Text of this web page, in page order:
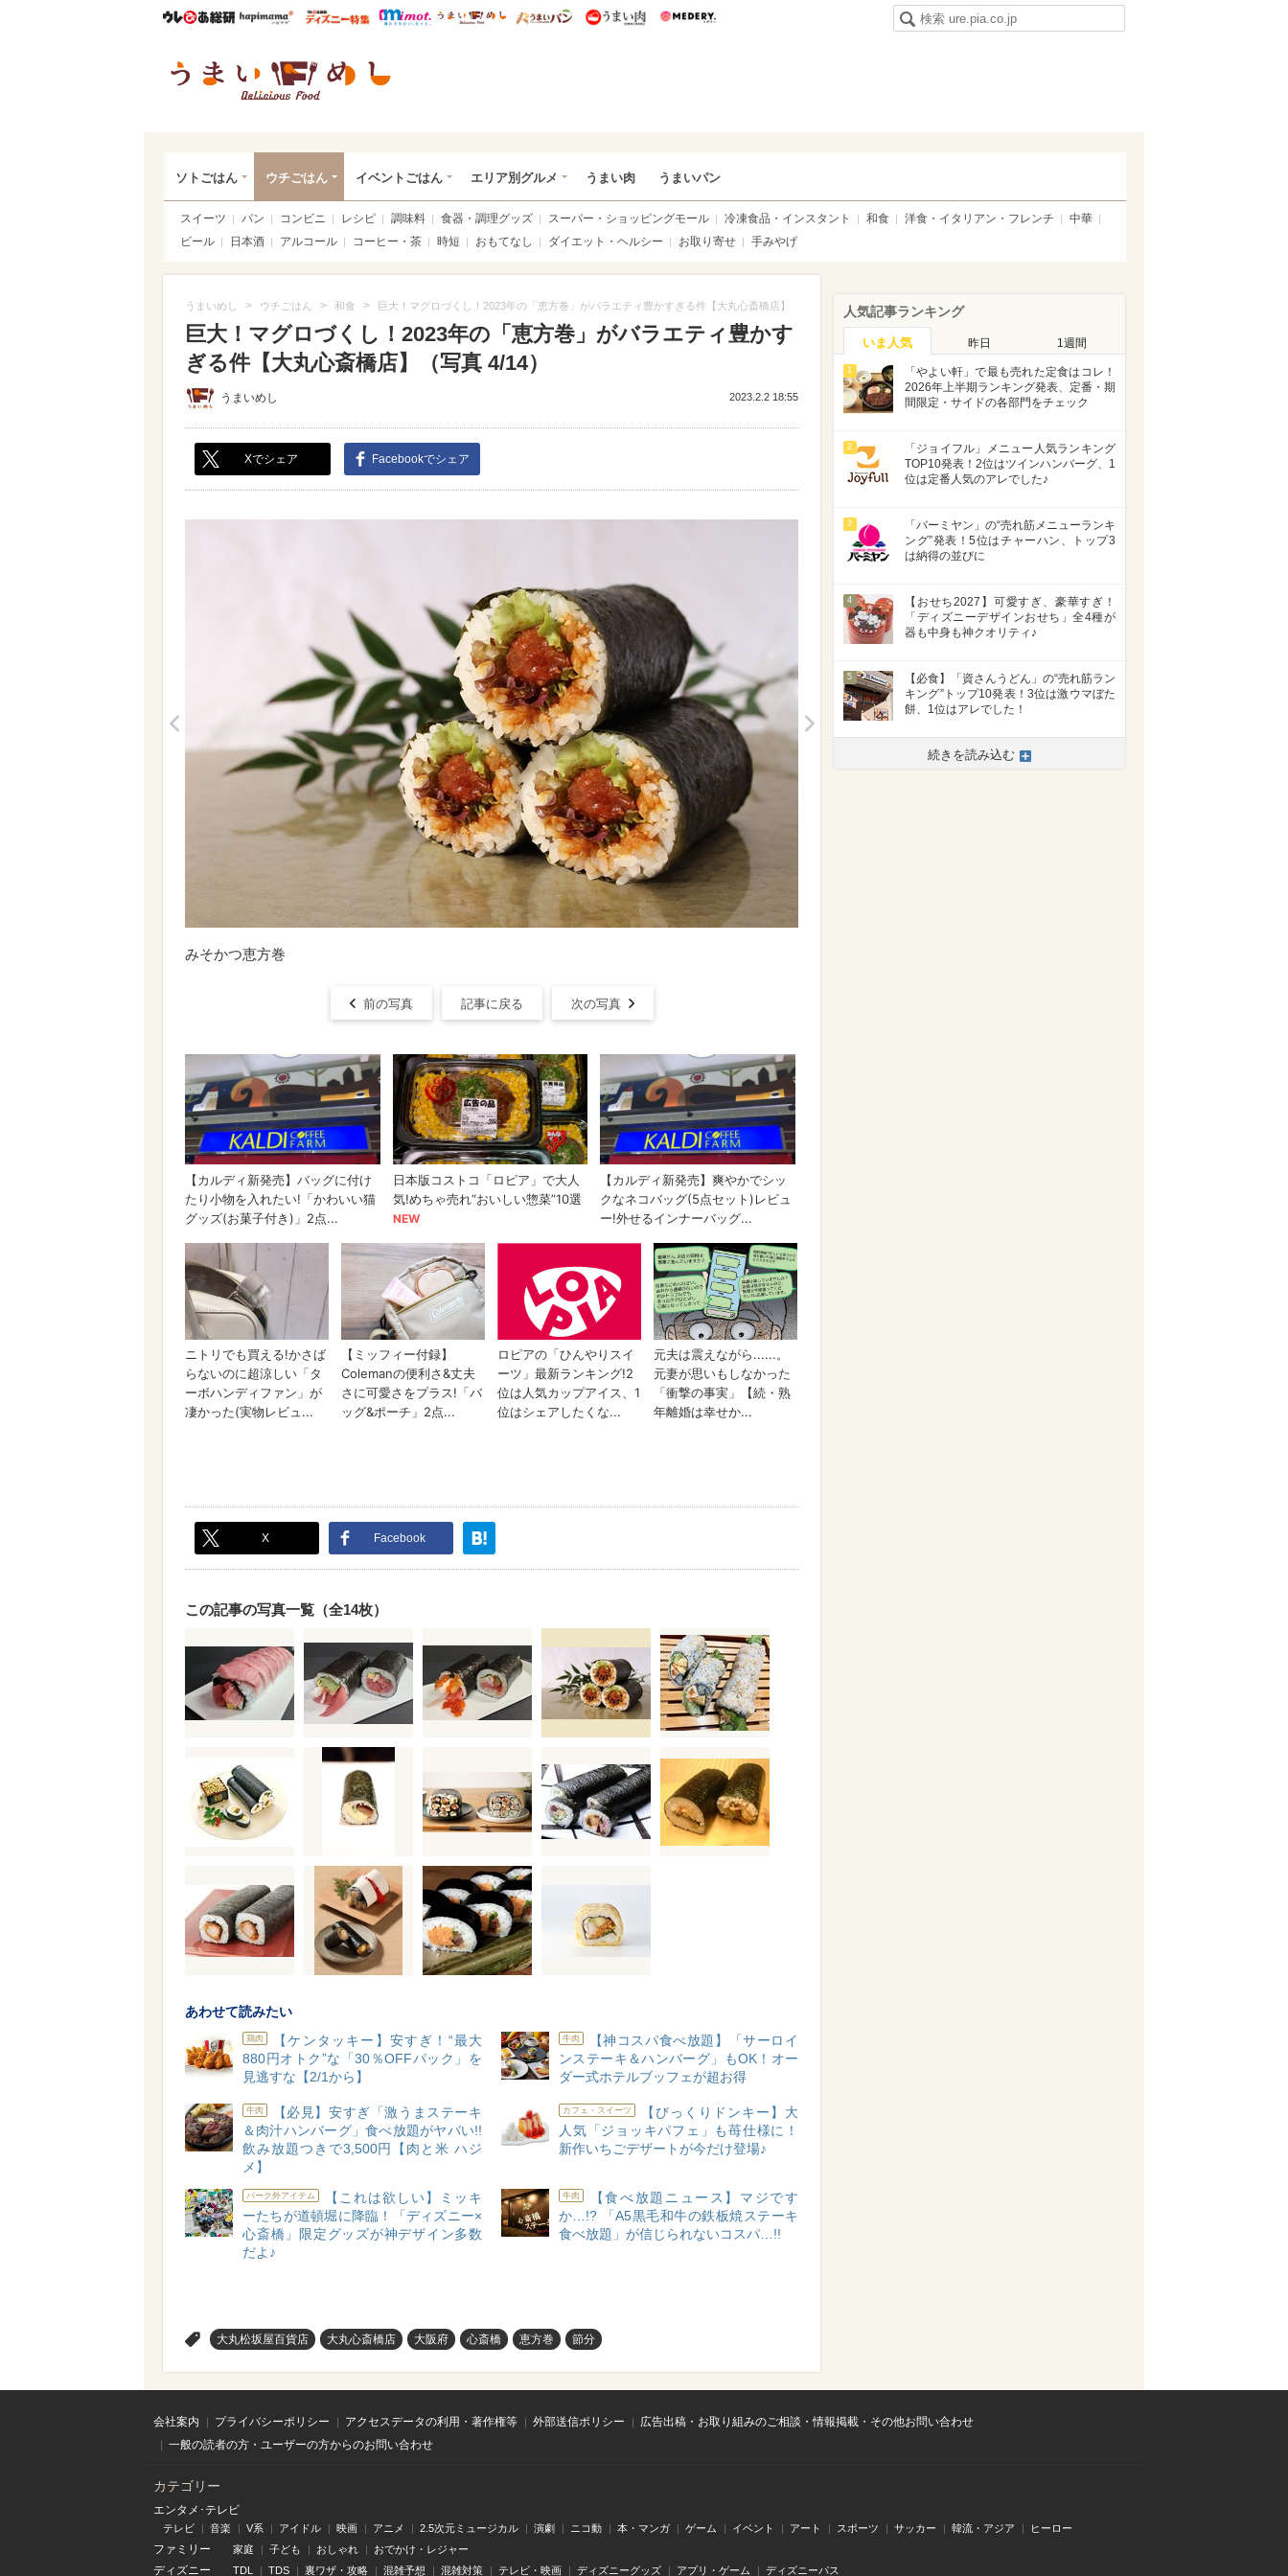
ウレぴあ総研ハピママ* ウレぴあ総研 ディズニー特集
mimot. うまいめし うまいパン うまい肉
ソトごはん ウチごはん イベントごはん エリア別グルメ うまい肉 うまいパン
スイーツ パン コンビニ レシピ 調味料 食器・調理グッズ スーパー・ショッピングモール 冷凍食品・インスタント 和食 洋食・イタリアン・フレンチ
中華
ビール
日本酒 アルコール コーヒー・茶 時短 おもてなし ダイエット・ヘルシー お取り寄せ 手みやげ
うまいめし > ウチごはん > 和食 > 巨大！マグロづくし！2023年の「恵方巻」がバラエティ豊かすぎる件【大丸心斎橋店】
巨大！マグロづくし！2023年の「恵方巻」がバラエティ豊かす
ぎる件【大丸心斎橋店】（写真 4/14）
うまいめし 2023.2.2 18:55
Xでシェア Facebookでシェア
>
みそかつ恵方巻
前の写真 記事に戻る 次の写真
X Facebook
この記事の写真一覧（全14枚）
あわせて読みたい
鶏肉
【ケンタッキー】安すぎ！“最大
880円オトク”な「30％OFFパック」を
見逃すな【2/1から】
牛肉
【神コスパ食べ放題】「サーロイ
ンステーキ＆ハンバーグ」もOK！オー
ダー式ホテルブッフェが超お得
牛肉
【必見】安すぎ「激うまステーキ
＆肉汁ハンバーグ」⾷べ放題がヤバい!!
飲み放題つきで3,500円【⾁と⽶ ハジ
メ】
カフェ・スイーツ
【びっくりドンキー】大
人気「ジョッキパフェ」も苺仕様に！
新作いちごデザートが今だけ登場♪
パーク外アイテム
【これは欲しい】ミッキ
ーたちが道頓堀に降臨！「ディズニー×
心斎橋」限定グッズが神デザイン多数
だよ♪
牛肉
【食べ放題ニュース】マジです
か…!? 「A5黒毛和牛の鉄板焼ステーキ
食べ放題」が信じられないコスパ…!!
大丸松坂屋百貨店 大丸心斎橋店 大阪府 心斎橋 恵方巻 節分
人気記事ランキング
いま人気 昨日 1週間
1
「やよい軒」で最も売れた定食はコレ！
2026年上半期ランキング発表、定番・期
間限定・サイドの各部門をチェック
2
「ジョイフル」メニュー人気ランキング
TOP10発表！2位はツインハンバーグ、1
位は定番人気のアレでした♪
3
「バーミヤン」の“売れ筋メニューランキ
ング”発表！5位はチャーハン、トップ3
は納得の並びに
4
【おせち2027】可愛すぎ、豪華すぎ！
「ディズニーデザインおせち」全4種が
器も中身も神クオリティ♪
5
【必食】「資さんうどん」の“売れ筋ラン
キング”トップ10発表！3位は激ウマぼた
餅、1位はアレでした！
続きを読み込む
会社案内 プライバシーポリシー アクセスデータの利用・著作権等 外部送信ポリシー
広告出稿・お取り組みのご相談・情報掲載・その他お問い合わせ
一般の読者の方・ユーザーの方からのお問い合わせ
カテゴリー
エンタメ･テレビ
テレビ 音楽 V系 アイドル 映画 アニメ 2.5次元ミュージカル 演劇 ニコ動 本・マンガ ゲーム イベント アート スポーツ サッカー 韓流・アジア ヒーロー
ファミリー 家庭 子ども おしゃれ おでかけ・レジャー
ディズニー TDL TDS 裏ワザ・攻略 混雑予想 混雑対策 テレビ・映画 ディズニーグッズ アプリ・ゲーム ディズニーパス